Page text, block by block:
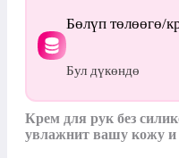
Бөлүп төлөөгө/
Бул дүкөндө
Крем для рук без
увлажнит вашу кожу и